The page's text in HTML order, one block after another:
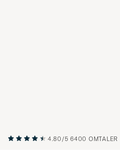
4.80/5 6400 OMTALER